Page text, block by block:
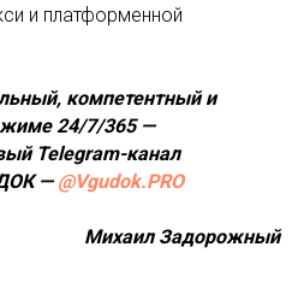
и платформенной
компетентный и
24/7/365 —
Telegram-канал
— @Vgudok.PRO
Михаил Задорожный